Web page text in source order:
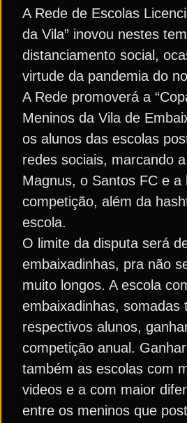
A Rede de Escolas
da Vila” inovou nestes
distanciamento social,
virtude da pandemia do
A Rede promoverá a
Meninos da Vila de
os alunos das escolas
redes sociais, marcando
Magnus, o Santos FC e a
competição, além da
escola.
O limite da disputa será
embaixadinhas, pra não
muito longos. A escola
embaixadinhas, somadas
respectivos alunos,
competição anual.
também as escolas com
videos e a com maior
entre os meninos que